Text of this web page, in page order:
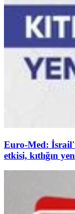
Euro-Med:
etkisi, kıtlığın